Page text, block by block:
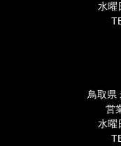
水曜
鳥取県
営
水曜